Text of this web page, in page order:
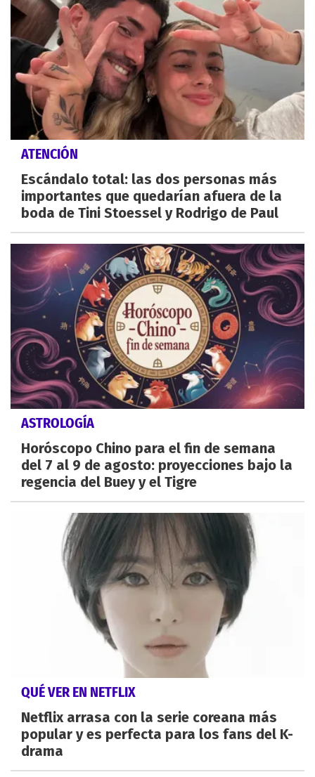
ATENCIÓN
Escándalo total: las dos personas más
importantes que quedarían afuera de la
boda de Tini Stoessel y Rodrigo de Paul
ASTROLOGÍA
Horóscopo Chino para el fin de semana
del 7 al 9 de agosto: proyecciones bajo la
regencia del Buey y el Tigre
QUÉ VER EN NETFLIX
Netflix arrasa con la serie coreana más
popular y es perfecta para los fans del K-
drama